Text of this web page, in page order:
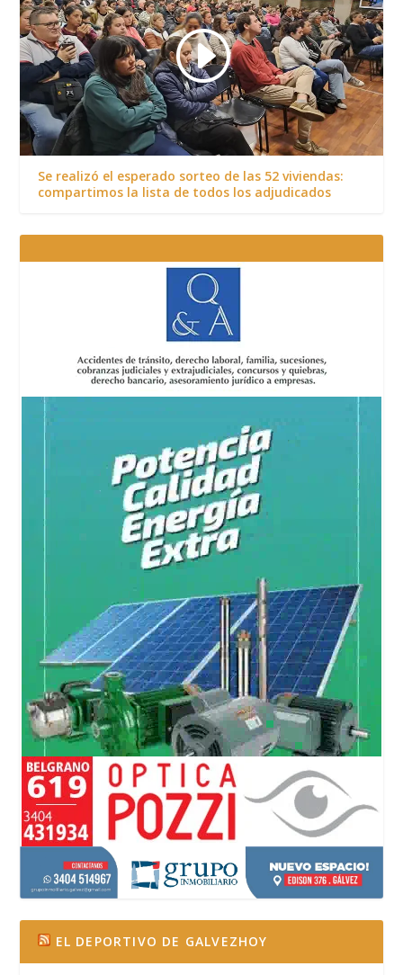
Se realizó el esperado sorteo de las 52 viviendas:
compartimos la lista de todos los adjudicados
EL DEPORTIVO DE GALVEZHOY